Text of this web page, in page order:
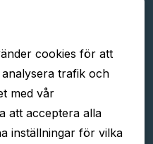
cookies för att
trafik och
med vår
att acceptera alla
inställningar för vilka